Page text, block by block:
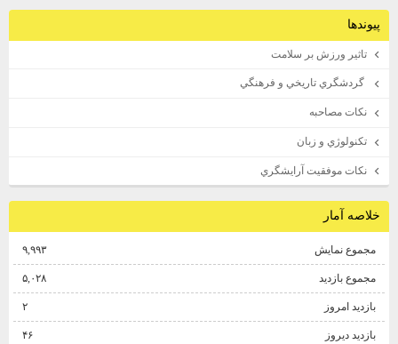
پيوندها
تاثير ورزش بر سلامت
گردشگري تاريخي و فرهنگي
نكات مصاحبه
تكنولوژي و زبان
نكات موفقيت آرايشگري
خلاصه آمار
مجموع نمایش‌ ۹,۹۹۳
مجموع بازدید ۵,۰۲۸
بازدید امروز
بازدید دیروز ۴۶